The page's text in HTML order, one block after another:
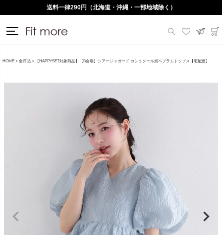
送料一律290円（北海道・沖縄・一部地域除く）
HOME 全商品 【HAPPYSET対象商品】【B会場】シアージャガード カシュクール風ペプラムトップス【宅配便】